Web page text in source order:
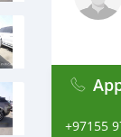
+97155